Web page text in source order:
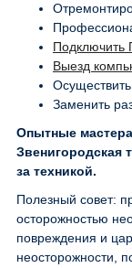
Подключить
Выезд
Заменить
Опытные
Звенигородская
за техникой.
Полезный совет:
осторожностью
повреждения и
неосторожности,